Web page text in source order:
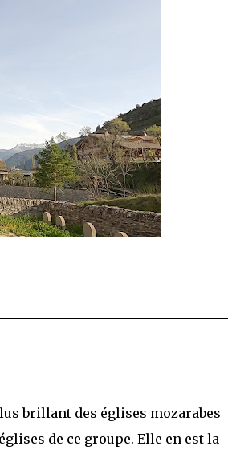
brillant des églises mozarabes
de ce groupe. Elle en est la